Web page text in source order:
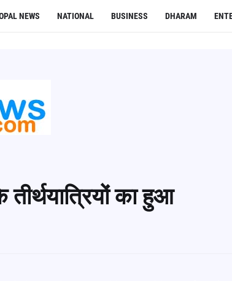
NEWS NATIONAL BUSINESS DHARAM
का हुआ